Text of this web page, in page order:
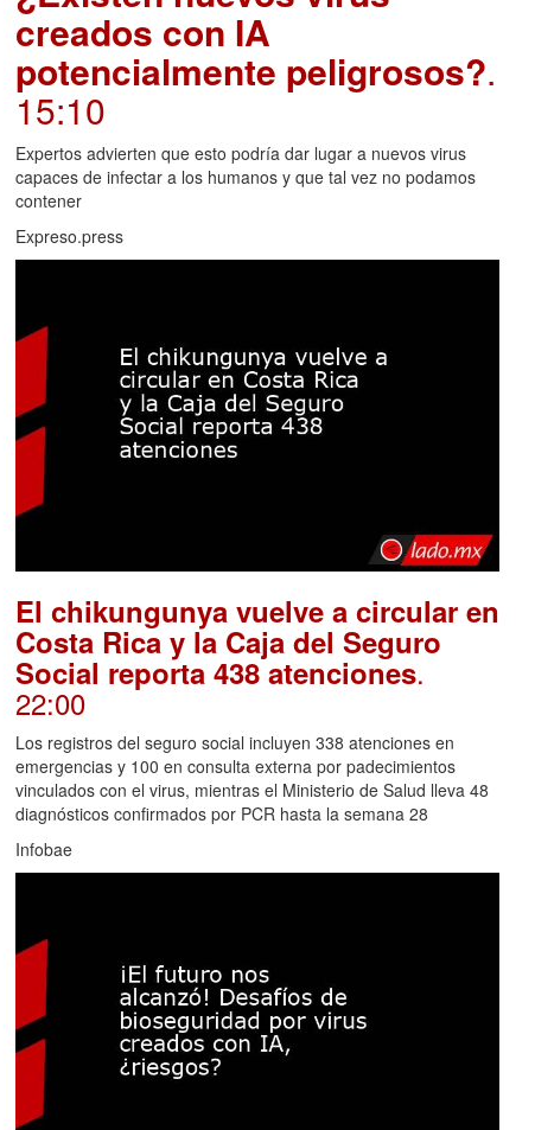
creados con IA
potencialmente peligrosos?.
15:10
Expertos advierten que esto podría dar lugar a nuevos virus
capaces de infectar a los humanos y que tal vez no podamos
contener
Expreso.press
El chikungunya vuelve a circular en
Costa Rica y la Caja del Seguro
Social reporta 438 atenciones.
22:00
Los registros del seguro social incluyen 338 atenciones en
emergencias y 100 en consulta externa por padecimientos
vinculados con el virus, mientras el Ministerio de Salud lleva 48
diagnósticos confirmados por PCR hasta la semana 28
Infobae